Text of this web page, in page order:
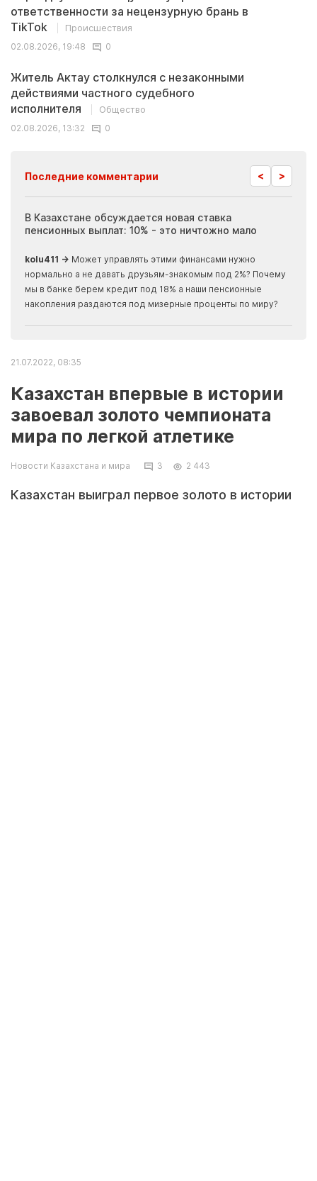
ответственности за нецензурную брань в
TikTok
Происшествия
02.08.2026, 19:48
0
Житель Актау столкнулся с незаконными
действиями частного судебного
исполнителя
Общество
02.08.2026, 13:32
0
Последние комментарии < >
В Казахстане обсуждается новая ставка
пенсионных выплат: 10% - это ничтожно мало
kolu411 → Может управлять этими финансами нужно
нормально а не давать друзьям-знакомым под 2%? Почему
мы в банке берем кредит под 18% а наши пенсионные
накопления раздаются под мизерные проценты по миру?
21.07.2022, 08:35
Казахстан впервые в истории
завоевал золото чемпионата
мира по легкой атлетике
Новости Казахстана и мира 3 2 443
Казахстан выиграл первое золото в истории